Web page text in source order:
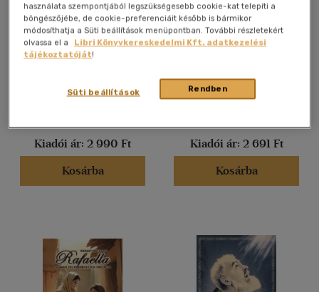
Horvát(2)
Latin (5)
Lengyel(1)
(13)
Istenről filter nélkül
Baji Péter-Nyári Attila
Kiadói ár: 2 990 Ft
Kosárba
Istenről filter nélkül
E-könyv
Kiadói ár: 2 691 Ft
Kosárba
használata szempontjából legszükségesebb cookie-kat telepíti a
böngészőjébe, de cookie-preferenciáit később is bármikor
módosíthatja a Süti beállítások menüpontban. További részletekért
olvassa el a
Libri Könyvkereskedelmi Kft. adatkezelési
tájékoztatóját!
Rendben
Süti beállítások